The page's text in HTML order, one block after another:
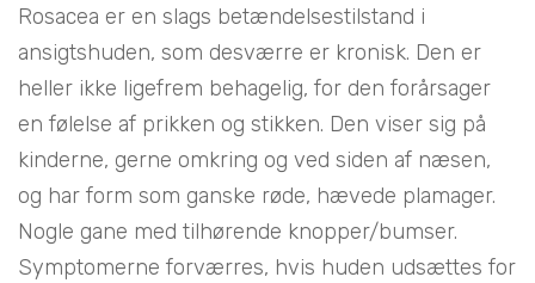
Rosacea er en slags betændelsestilstand i
ansigtshuden, som desværre er kronisk. Den er
heller ikke ligefrem behagelig, for den forårsager
en følelse af prikken og stikken. Den viser sig på
kinderne, gerne omkring og ved siden af næsen,
og har form som ganske røde, hævede plamager.
Nogle gane med tilhørende knopper/bumser.
Symptomerne forværres, hvis huden udsættes for